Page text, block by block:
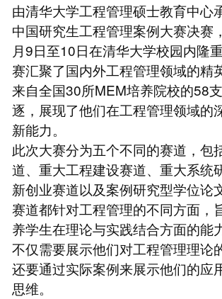
由清华大学工程管理硕士教育中心
中国研究生工程管理案例大赛决赛
月9日至10日在清华大学校园内隆
赛汇聚了国内外工程管理领域的精
来自全国30所MEM培养院校的58
逐，展现了他们在工程管理领域的
新能力。
此次大赛分为五个不同的赛道，包
道、重大工程建设赛道、重大系统
新创业赛道以及案例研究型学位论
赛道都针对工程管理的不同方面，
养学生在理论与实践结合方面的能
不仅需要展示他们对工程管理理论
还要通过实际案例来展示他们的应
思维。